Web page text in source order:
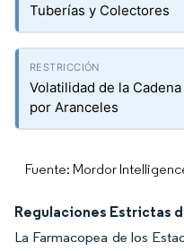
Tuberías y Colectores
Volatilidad de la
por Aranceles
Fuente: Mordor
Regulaciones Estrictas
La Farmacopea de los